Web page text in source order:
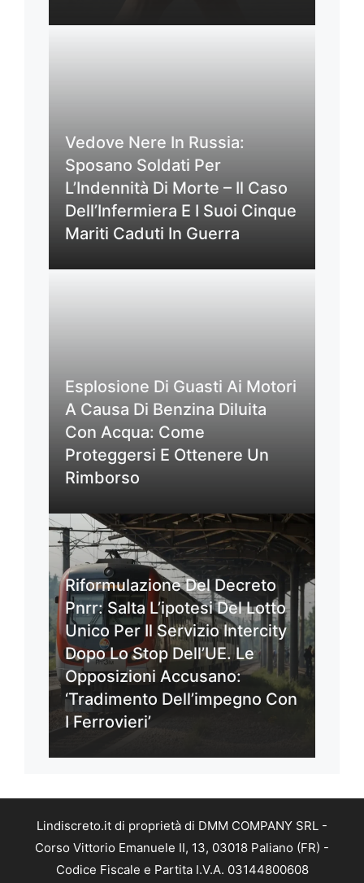
Vedove Nere In Russia:
Sposano Soldati Per
L’Indennità Di Morte – Il Caso
Dell’Infermiera E I Suoi Cinque
Mariti Caduti In Guerra
Esplosione Di Guasti Ai Motori
A Causa Di Benzina Diluita
Con Acqua: Come
Proteggersi E Ottenere Un
Rimborso
Riformulazione Del Decreto
Pnrr: Salta L’ipotesi Del Lotto
Unico Per Il Servizio Intercity
Dopo Lo Stop Dell’UE. Le
Opposizioni Accusano:
‘Tradimento Dell’impegno Con
I Ferrovieri’
Lindiscreto.it di proprietà di DMM COMPANY SRL -
Corso Vittorio Emanuele II, 13, 03018 Paliano (FR) -
Codice Fiscale e Partita I.V.A. 03144800608